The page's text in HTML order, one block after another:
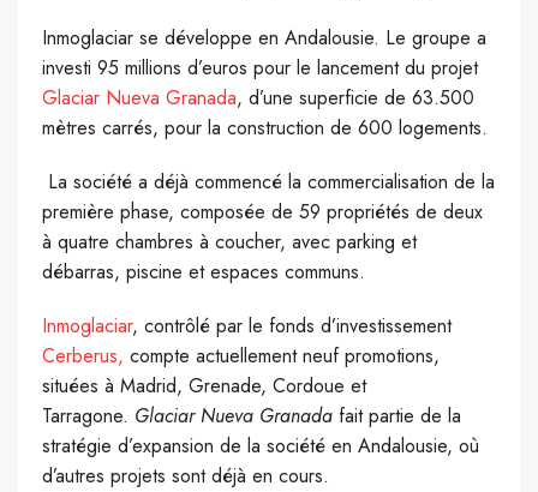
Inmoglaciar se développe en Andalousie. Le groupe a
investi 95 millions d’euros pour le lancement du projet
Glaciar Nueva Granada, d’une superficie de 63.500
mètres carrés, pour la construction de 600 logements.
La société a déjà commencé la commercialisation de la
première phase, composée de 59 propriétés de deux
à quatre chambres à coucher, avec parking et
débarras, piscine et espaces communs.
Inmoglaciar, contrôlé par le fonds d’investissement
Cerberus, compte actuellement neuf promotions,
situées à Madrid, Grenade, Cordoue et
Tarragone. Glaciar Nueva Granada fait partie de la
stratégie d’expansion de la société en Andalousie, où
d’autres projets sont déjà en cours.